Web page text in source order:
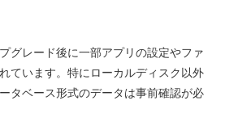
グレード後に一部アプリの設定やファ
ています。特にローカルディスク以外
タベース形式のデータは事前確認が必